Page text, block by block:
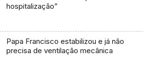
hospitalização”
Papa Francisco estabilizou e já não
precisa de ventilação mecânica